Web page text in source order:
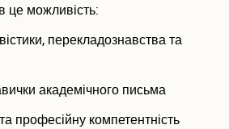
це можливість:
перекладознавства та
академічного письма
професійну компетентність